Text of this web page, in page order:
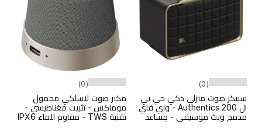
(0)
سبيكر صوت منزلي ذكي جي بي
ال Authentics 200 - واي فاي
مدمج وبث موسيقى - مساعد
(0)
مكبر صوت لاسلكي محمول
موماكس - تثبيت مغناطيسي -
تقنية TWS - مقاوم للماء IPX6